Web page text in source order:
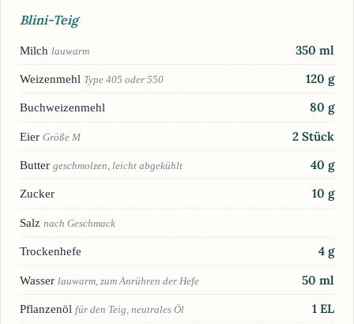
Blini-Teig
Milch lauwarm 350 ml
Weizenmehl Type 405 oder 550 120 g
Buchweizenmehl 80 g
Eier Größe M 2 Stück
Butter geschmolzen, leicht abgekühlt 40 g
Zucker 10 g
Salz nach Geschmack
Trockenhefe 4 g
Wasser lauwarm, zum Anrühren der Hefe 50 ml
Pflanzenöl für den Teig, neutrales Öl 1 EL